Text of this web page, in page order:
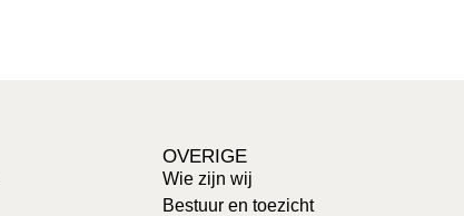
OVERIGE
Wie zijn wij
Bestuur en toezicht